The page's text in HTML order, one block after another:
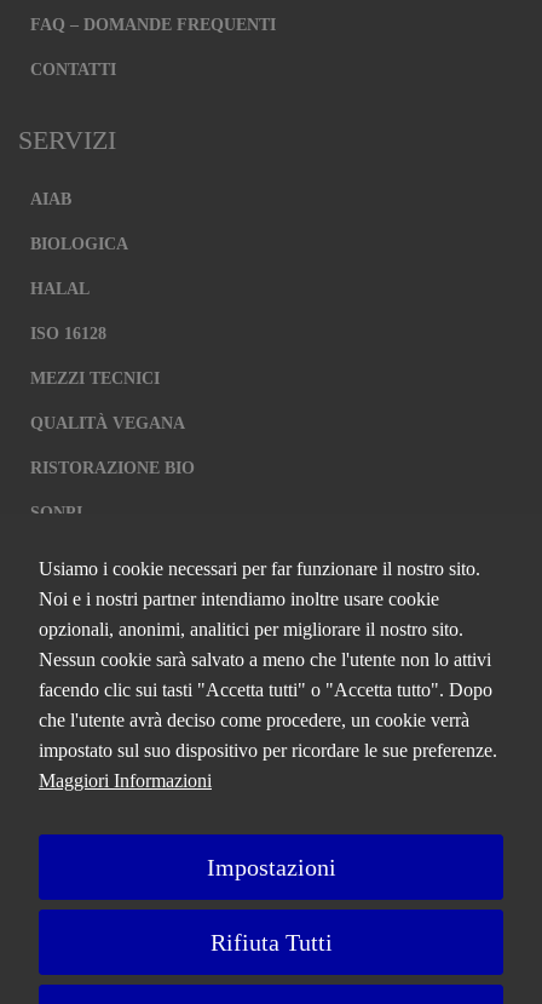
FAQ – DOMANDE FREQUENTI
CONTATTI
SERVIZI
AIAB
BIOLOGICA
HALAL
ISO 16128
MEZZI TECNICI
QUALITÀ VEGANA
RISTORAZIONE BIO
SQNPI
QCERTIFICAZIONI S.R.L. A SOCIO
UNICO
Via Paolo Frajese, 37 – 53100 Siena
tel. +39 0577 327234 - fax +39 0577 329907 -
Capitale Sociale € 90.000,00 i.v.
Iscrizione Registro delle imprese di Siena n. 01273640522, REA n.
A Bureau Veritas Company
Privacy Policy Cookie Policy Ricorsi e Reclami Note Legali
Usiamo i cookie necessari per far funzionare il nostro sito.
Noi e i nostri partner intendiamo inoltre usare cookie
opzionali, anonimi, analitici per migliorare il nostro sito.
Nessun cookie sarà salvato a meno che l'utente non lo attivi
facendo clic sui tasti "Accetta tutti" o "Accetta tutto". Dopo
che l'utente avrà deciso come procedere, un cookie verrà
impostato sul suo dispositivo per ricordare le sue preferenze.
Maggiori Informazioni
Impostazioni
Rifiuta Tutti